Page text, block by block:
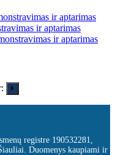
ir aptarimas
ir aptarimas
ir aptarimas
registre 190532281,
Duomenys kaupiami ir